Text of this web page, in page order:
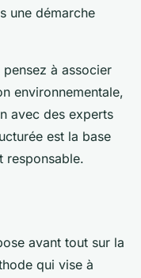
une démarche
à associer
environnementale,
avec des experts
est la base
responsable.
avant tout sur la
qui vise à